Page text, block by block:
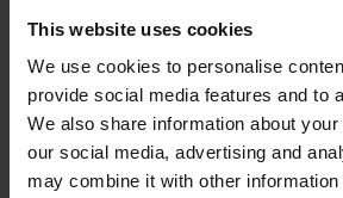
This website uses cookies
We use cookies to personalise
provide social media features and to
We also share information about
our social media, advertising and
may combine it with other information
能源，尤其是出於經濟原因。